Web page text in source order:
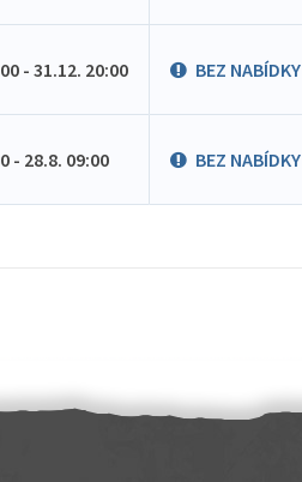
- 31.12. 20:00 BEZ NABÍDKY
- 28.8. 09:00 BEZ NABÍDKY